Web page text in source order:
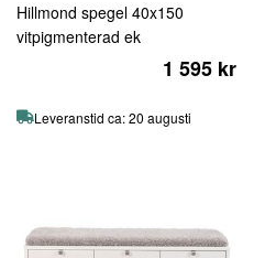
Hillmond spegel 40x150
vitpigmenterad ek
1 595 kr
Leveranstid ca: 20 augusti